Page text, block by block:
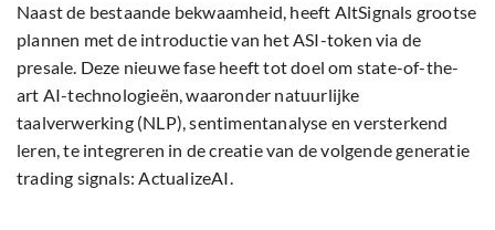
Naast de bestaande bekwaamheid, heeft AltSignals grootse
plannen met de introductie van het ASI-token via de
presale. Deze nieuwe fase heeft tot doel om state-of-the-
art AI-technologieën, waaronder natuurlijke
taalverwerking (NLP), sentimentanalyse en versterkend
leren, te integreren in de creatie van de volgende generatie
trading signals: ActualizeAI.